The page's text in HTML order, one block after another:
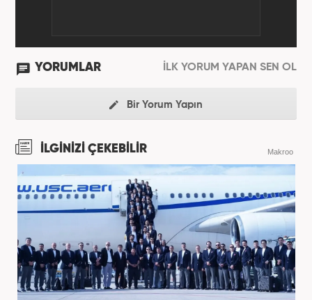
YORUMLAR İLK YORUM YAPAN SEN OL
Bir Yorum Yapın
İLGİNİZİ ÇEKEBİLİR Makroo